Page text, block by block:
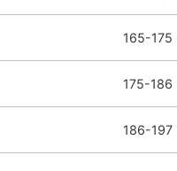
165-175
175-186
186-197